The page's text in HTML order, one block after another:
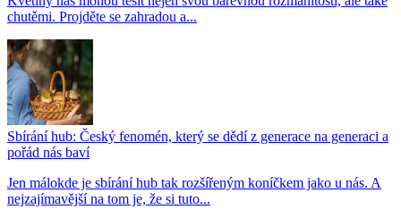
chutěmi. Projděte se zahradou a...
Sbírání hub: Český fenomén, který se dědí z generace na generaci a
pořád nás baví
Jen málokde je sbírání hub tak rozšířeným koníčkem jako u nás. A
nejzajímavější na tom je, že si tuto...